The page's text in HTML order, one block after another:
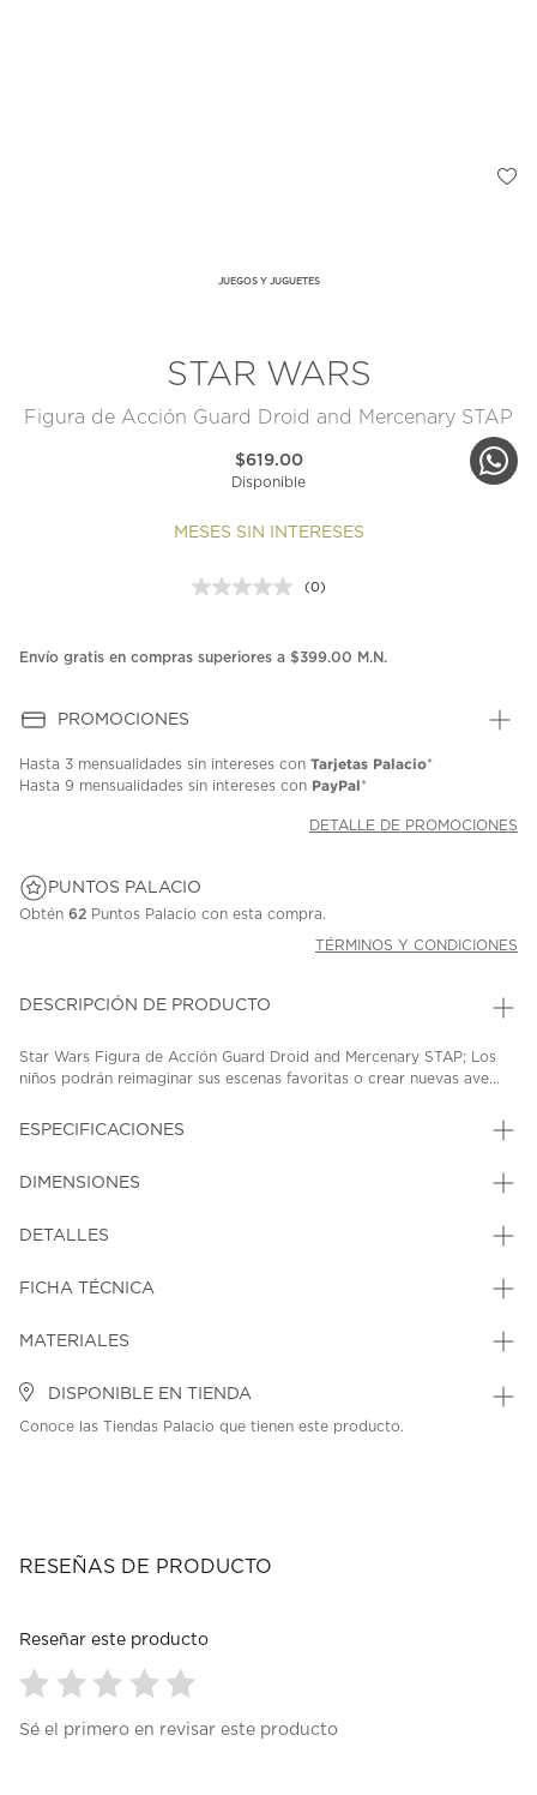
JUEGOS Y JUGUETES
STAR WARS
Figura de Acción Guard Droid and Mercenary STAP
$619.00
Disponible
MESES SIN INTERESES
Sin
en
(0)
Envío gratis en compras superiores a $399.00 M.N.
PROMOCIONES
Hasta 3 mensualidades sin intereses con Tarjetas Palacio*
Hasta 9 mensualidades sin intereses con PayPal*
DETALLE DE PROMOCIONES
PUNTOS PALACIO
Obtén 62 Puntos Palacio con esta compra.
TÉRMINOS Y CONDICIONES
DESCRIPCIÓN DE PRODUCTO
Star Wars Figura de Acción Guard Droid and Mercenary STAP; Los
niños podrán reimaginar sus escenas favoritas o crear nuevas ave...
ESPECIFICACIONES
DIMENSIONES
DETALLES
FICHA TÉCNICA
MATERIALES
DISPONIBLE EN TIENDA
Conoce las Tiendas Palacio que tienen este producto.
RESEÑAS DE PRODUCTO
Reseñar este producto
paraparaparaparapara
Sé el primero en revisar este producto